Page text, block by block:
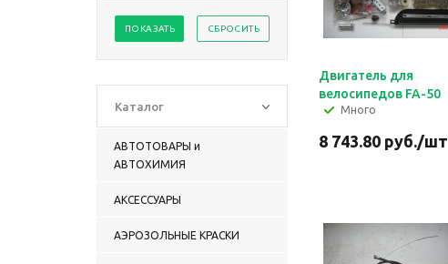
ПОКАЗАТЬ СБРОСИТЬ
Каталог
АВТОТОВАРЫ и
АВТОХИМИЯ
АКСЕССУАРЫ
АЭРОЗОЛЬНЫЕ КРАСКИ
Двигатель для
велосипедов FA-50
Много
8 743.80 руб./шт